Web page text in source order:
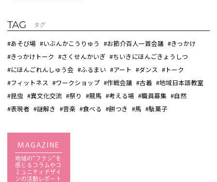
TAG タグ
#あそび場 #いぶんかこうりゅう #お節介百人一首会議 #きっかけ
#きっかけトーク #さくせんかいぎ #ちいきにほんごきょうしつ
#にほんごれんしゅう会 #ふるまい #アート #ダンス #トーク
#フィットネス #ワークショップ #作戦会議 #古着 #地域日本語教室
#昆虫 #異文化交流 #祭り #競馬 #考える場 #職員募集 #自然
#表現者 #謎解き #音楽 #食べる #餅つき #馬 #駄菓子
MAGAZINE
地域の”フクシ”を
感じるコラムやコ
ミュニティデザイ
ンの活動レポート